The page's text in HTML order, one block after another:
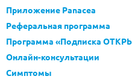
Приложение Panacea
Реферальная программа
Программа «Подписка
Онлайн-консультации
Симптомы